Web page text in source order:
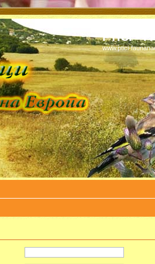
PTICI -
www.ptici-